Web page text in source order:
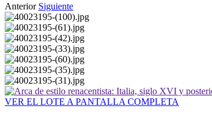
Anterior Siguiente
VER EL LOTE A PANTALLA COMPLETA